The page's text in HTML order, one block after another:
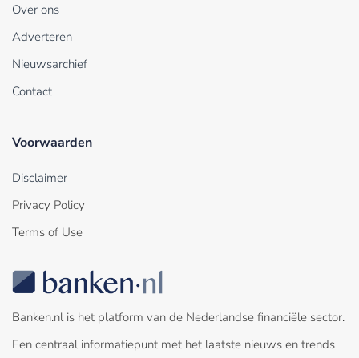
Over ons
Adverteren
Nieuwsarchief
Contact
Voorwaarden
Disclaimer
Privacy Policy
Terms of Use
Banken.nl is het platform van de Nederlandse financiële sector.
Een centraal informatiepunt met het laatste nieuws en trends